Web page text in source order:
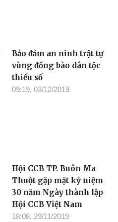
Bảo đảm an ninh trật tự
vùng đồng bào dân tộc
thiểu số
09:19, 03/12/2019
Hội CCB TP. Buôn Ma
Thuột gặp mặt kỷ niệm
30 năm Ngày thành lập
Hội CCB Việt Nam
18:08, 29/11/2019